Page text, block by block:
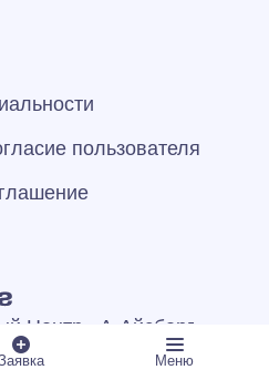
пользователя
Центр «А‑Айсберг»
г. Муниципальный
Меню